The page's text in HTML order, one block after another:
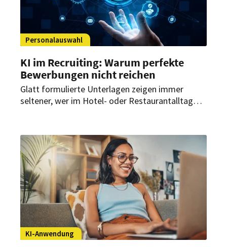
Personalauswahl
KI im Recruiting: Warum perfekte
Bewerbungen nicht reichen
Glatt formulierte Unterlagen zeigen immer
seltener, wer im Hotel- oder Restaurantalltag
Gastorientierung sichtbar machen.
KI-Anwendung